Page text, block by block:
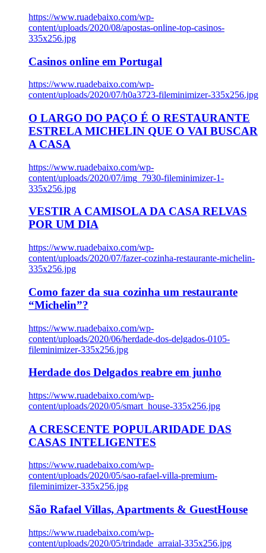
https://www.ruadebaixo.com/wp-
content/uploads/2020/08/apostas-online-top-casinos-
335x256.jpg
Casinos online em Portugal
https://www.ruadebaixo.com/wp-
content/uploads/2020/07/h0a3723-fileminimizer-335x256.jpg
O LARGO DO PAÇO É O RESTAURANTE
ESTRELA MICHELIN QUE O VAI BUSCAR
A CASA
https://www.ruadebaixo.com/wp-
content/uploads/2020/07/img_7930-fileminimizer-1-
335x256.jpg
VESTIR A CAMISOLA DA CASA RELVAS
POR UM DIA
https://www.ruadebaixo.com/wp-
content/uploads/2020/07/fazer-cozinha-restaurante-michelin-
335x256.jpg
Como fazer da sua cozinha um restaurante
“Michelin”?
https://www.ruadebaixo.com/wp-
content/uploads/2020/06/herdade-dos-delgados-0105-
fileminimizer-335x256.jpg
Herdade dos Delgados reabre em junho
https://www.ruadebaixo.com/wp-
content/uploads/2020/05/smart_house-335x256.jpg
A CRESCENTE POPULARIDADE DAS
CASAS INTELIGENTES
https://www.ruadebaixo.com/wp-
content/uploads/2020/05/sao-rafael-villa-premium-
fileminimizer-335x256.jpg
São Rafael Villas, Apartments & GuestHouse
https://www.ruadebaixo.com/wp-
content/uploads/2020/05/trindade_arraial-335x256.jpg